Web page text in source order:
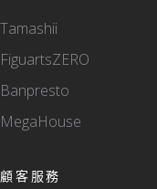
Tamashii
FiguartsZERO
Banpresto
MegaHouse
顧客服務